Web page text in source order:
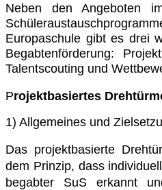
Neben den Angeboten
Europaschule gibt es drei
Begabtenförderung:
Talentscouting und
Projektbasiertes
1) Allgemeines und
Das projektbasierte
dem Prinzip, dass
begabter SuS erkannt